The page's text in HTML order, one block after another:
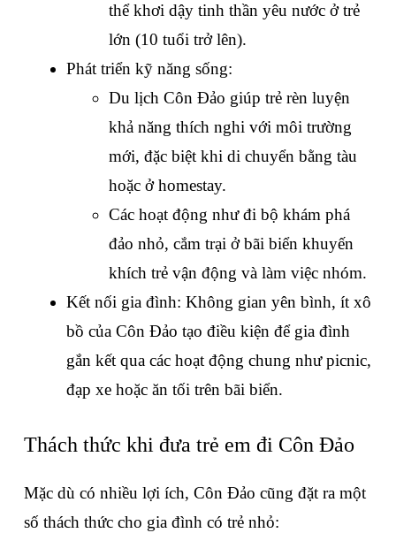
thể khơi dậy tinh thần yêu nước ở trẻ
lớn (10 tuổi trở lên).
Phát triển kỹ năng sống:
Du lịch Côn Đảo giúp trẻ rèn luyện
khả năng thích nghi với môi trường
mới, đặc biệt khi di chuyển bằng tàu
hoặc ở homestay.
Các hoạt động như đi bộ khám phá
đảo nhỏ, cắm trại ở bãi biển khuyến
khích trẻ vận động và làm việc nhóm.
Kết nối gia đình: Không gian yên bình, ít xô
bồ của Côn Đảo tạo điều kiện để gia đình
gắn kết qua các hoạt động chung như picnic,
đạp xe hoặc ăn tối trên bãi biển.
Thách thức khi đưa trẻ em đi Côn Đảo
Mặc dù có nhiều lợi ích, Côn Đảo cũng đặt ra một
số thách thức cho gia đình có trẻ nhỏ: